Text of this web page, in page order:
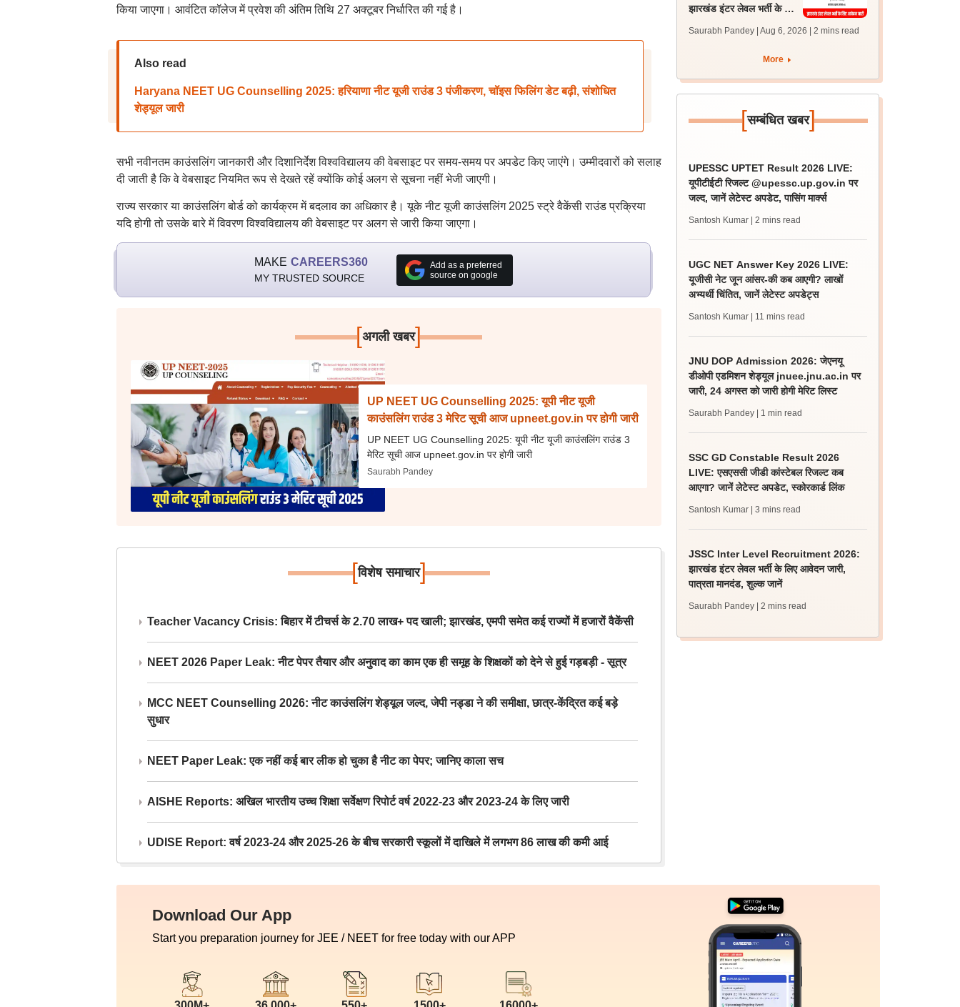
किया जाएगा। आवंटित कॉलेज में प्रवेश की अंतिम तिथि 27 अक्टूबर निर्धारित की गई है।
Also read
Haryana NEET UG Counselling 2025: हरियाणा नीट यूजी राउंड 3 पंजीकरण, चॉइस फिलिंग डेट बढ़ी, संशोधित
शेड्यूल जारी
सभी नवीनतम काउंसलिंग जानकारी और दिशानिर्देश विश्वविद्यालय की वेबसाइट पर समय-समय पर अपडेट किए जाएंगे। उम्मीदवारों को सलाह
दी जाती है कि वे वेबसाइट नियमित रूप से देखते रहें क्योंकि कोई अलग से सूचना नहीं भेजी जाएगी।
राज्य सरकार या काउंसलिंग बोर्ड को कार्यक्रम में बदलाव का अधिकार है। यूके नीट यूजी काउंसलिंग 2025 स्ट्रे वैकेंसी राउंड प्रक्रिया
यदि होगी तो उसके बारे में विवरण विश्वविद्यालय की वेबसाइट पर अलग से जारी किया जाएगा।
MAKE CAREERS360
MY TRUSTED SOURCE
Add as a preferred
source on google
[अगली खबर]
UP NEET UG Counselling 2025: यूपी नीट यूजी
काउंसलिंग राउंड 3 मेरिट सूची आज upneet.gov.in पर होगी जारी
UP NEET UG Counselling 2025: यूपी नीट यूजी काउंसलिंग राउंड 3
मेरिट सूची आज upneet.gov.in पर होगी जारी
Saurabh Pandey
[विशेष समाचार]
Teacher Vacancy Crisis: बिहार में टीचर्स के 2.70 लाख+ पद खाली; झारखंड, एमपी समेत कई राज्यों में हजारों वैकेंसी
NEET 2026 Paper Leak: नीट पेपर तैयार और अनुवाद का काम एक ही समूह के शिक्षकों को देने से हुई गड़बड़ी - सूत्र
MCC NEET Counselling 2026: नीट काउंसलिंग शेड्यूल जल्द, जेपी नड्डा ने की समीक्षा, छात्र-केंद्रित कई बड़े
सुधार
NEET Paper Leak: एक नहीं कई बार लीक हो चुका है नीट का पेपर; जानिए काला सच
AISHE Reports: अखिल भारतीय उच्च शिक्षा सर्वेक्षण रिपोर्ट वर्ष 2022-23 और 2023-24 के लिए जारी
UDISE Report: वर्ष 2023-24 और 2025-26 के बीच सरकारी स्कूलों में दाखिले में लगभग 86 लाख की कमी आई
झारखंड इंटर लेवल भर्ती के लिए
Saurabh Pandey | Aug 6, 2026 | 2 mins read
More
[सम्बंधित खबर]
UPESSC UPTET Result 2026 LIVE:
यूपीटीईटी रिजल्ट @upessc.up.gov.in पर
जल्द, जानें लेटेस्ट अपडेट, पासिंग मार्क्स
Santosh Kumar | 2 mins read
UGC NET Answer Key 2026 LIVE:
यूजीसी नेट जून आंसर-की कब आएगी? लाखों
अभ्यर्थी चिंतित, जानें लेटेस्ट अपडेट्स
Santosh Kumar | 11 mins read
JNU DOP Admission 2026: जेएनयू
डीओपी एडमिशन शेड्यूल jnuee.jnu.ac.in पर
जारी, 24 अगस्त को जारी होगी मेरिट लिस्ट
Saurabh Pandey | 1 min read
SSC GD Constable Result 2026
LIVE: एसएससी जीडी कांस्टेबल रिजल्ट कब
आएगा? जानें लेटेस्ट अपडेट, स्कोरकार्ड लिंक
Santosh Kumar | 3 mins read
JSSC Inter Level Recruitment 2026:
झारखंड इंटर लेवल भर्ती के लिए आवेदन जारी,
पात्रता मानदंड, शुल्क जानें
Saurabh Pandey | 2 mins read
Download Our App
Start you preparation journey for JEE / NEET for free today with our APP